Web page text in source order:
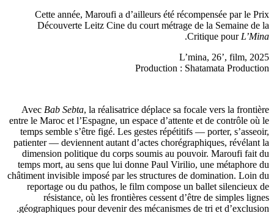
Cette année, Maroufi a d’ailleurs été récompensée par le Prix
Découverte Leitz Cine du court métrage de la Semaine de la
Critique pourL’Mina
.
L’mina, 26’, film, 2025
Production : Shatamata Production
Avec Bab Sebta, la réalisatrice déplace sa focale vers la frontière
entre le Maroc et l’Espagne, un espace d’attente et de contrôle où le
temps semble s’être figé. Les gestes répétitifs — porter, s’asseoir,
patienter — deviennent autant d’actes chorégraphiques, révélant la
dimension politique du corps soumis au pouvoir. Maroufi fait du
temps mort, au sens que lui donne Paul Virilio, une métaphore du
châtiment invisible imposé par les structures de domination. Loin du
reportage ou du pathos, le film compose un ballet silencieux de
résistance, où les frontières cessent d’être de simples lignes
géographiques pour devenir des mécanismes de tri et d’exclusion.